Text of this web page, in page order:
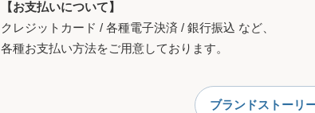
【お支払いについて】
クレジットカード / 各種電子決済 / 銀行振込 など、
各種お支払い方法をご用意しております。
ブランドストーリ